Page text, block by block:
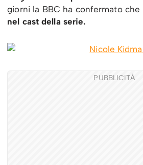
giorni la BBC ha confermato che
nel cast della serie.
PUBBLICITÀ